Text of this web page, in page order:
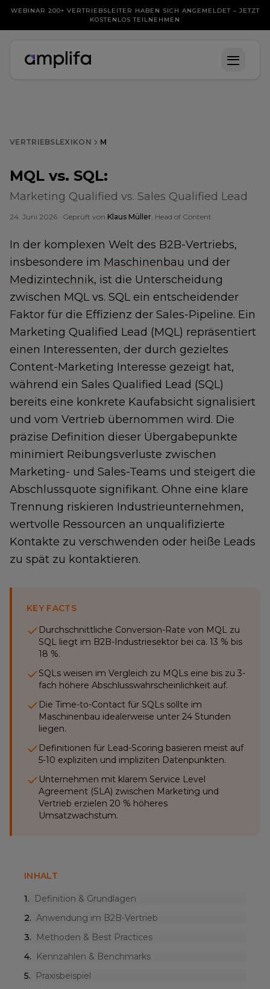
WEBINAR 200+ VERTRIEBSLEITER HABEN SICH ANGEMELDET – JETZT
KOSTENLOS TEILNEHMEN
VERTRIEBSLEXIKON M
MQL vs. SQL:
Marketing Qualified vs. Sales Qualified Lead
24. Juni 2026 · Geprüft von Klaus Müller, Head of Content
In der komplexen Welt des B2B-Vertriebs,
insbesondere im Maschinenbau und der
Medizintechnik, ist die Unterscheidung
zwischen MQL vs. SQL ein entscheidender
Faktor für die Effizienz der Sales-Pipeline. Ein
Marketing Qualified Lead (MQL) repräsentiert
einen Interessenten, der durch gezieltes
Content-Marketing Interesse gezeigt hat,
während ein Sales Qualified Lead (SQL)
bereits eine konkrete Kaufabsicht signalisiert
und vom Vertrieb übernommen wird. Die
präzise Definition dieser Übergabepunkte
minimiert Reibungsverluste zwischen
Marketing- und Sales-Teams und steigert die
Abschlussquote signifikant. Ohne eine klare
Trennung riskieren Industrieunternehmen,
wertvolle Ressourcen an unqualifizierte
Kontakte zu verschwenden oder heiße Leads
zu spät zu kontaktieren.
KEY FACTS
Durchschnittliche Conversion-Rate von MQL zu
SQL liegt im B2B-Industriesektor bei ca. 13 % bis
18 %.
SQLs weisen im Vergleich zu MQLs eine bis zu 3-
fach höhere Abschlusswahrscheinlichkeit auf.
Die Time-to-Contact für SQLs sollte im
Maschinenbau idealerweise unter 24 Stunden
liegen.
Definitionen für Lead-Scoring basieren meist auf
5-10 expliziten und impliziten Datenpunkten.
Unternehmen mit klarem Service Level
Agreement (SLA) zwischen Marketing und
Vertrieb erzielen 20 % höheres
Umsatzwachstum.
INHALT
1.
Definition & Grundlagen
2. Anwendung im B2B-Vertrieb
3.
Methoden & Best Practices
4.
Kennzahlen & Benchmarks
5.
Praxisbeispiel